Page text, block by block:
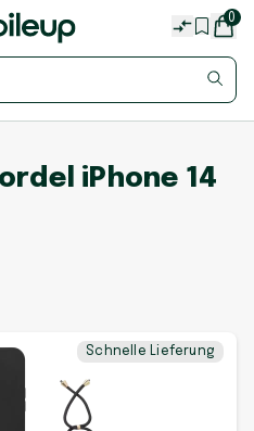
0
iPhone 14
Schnelle Lieferung